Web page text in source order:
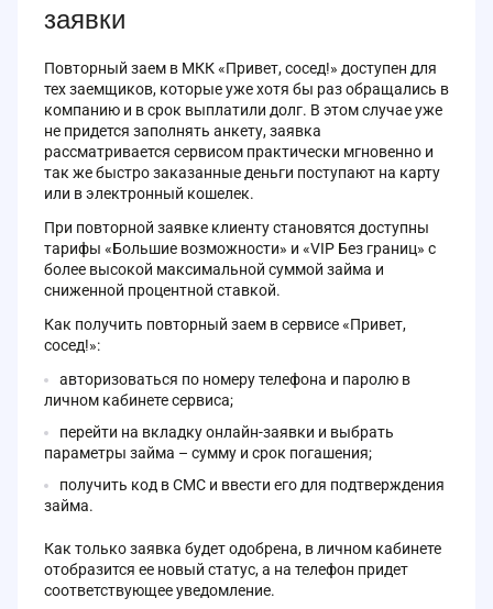
заявки
Повторный заем в МКК «Привет, сосед!» доступен для
тех заемщиков, которые уже хотя бы раз обращались в
компанию и в срок выплатили долг. В этом случае уже
не придется заполнять анкету, заявка
рассматривается сервисом практически мгновенно и
так же быстро заказанные деньги поступают на карту
или в электронный кошелек.
При повторной заявке клиенту становятся доступны
тарифы «Большие возможности» и «VIP Без границ» с
более высокой максимальной суммой займа и
сниженной процентной ставкой.
Как получить повторный заем в сервисе «Привет,
сосед!»:
авторизоваться по номеру телефона и паролю в
личном кабинете сервиса;
перейти на вкладку онлайн-заявки и выбрать
параметры займа – сумму и срок погашения;
получить код в СМС и ввести его для подтверждения
займа.
Как только заявка будет одобрена, в личном кабинете
отобразится ее новый статус, а на телефон придет
соответствующее уведомление.